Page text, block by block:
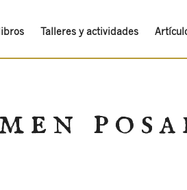
Talleres y actividades